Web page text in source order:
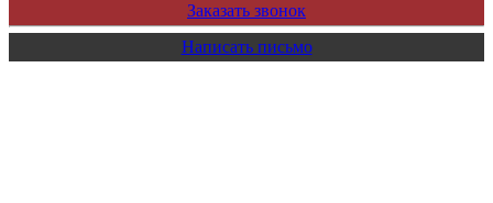
Заказать звонок
Написать письмо